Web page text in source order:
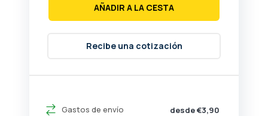
Gastos de envío desde €3,90
AÑADIR A LA CESTA
Recibe una cotización